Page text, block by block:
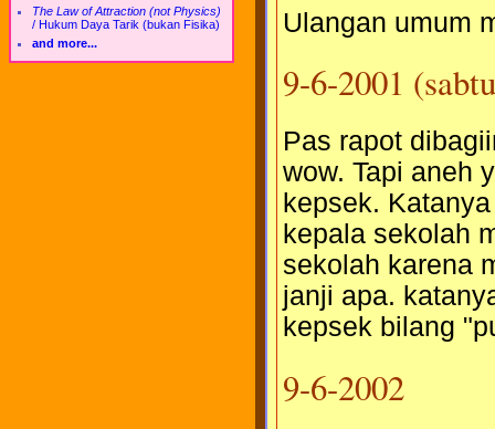
The Law of Attraction (not Physics)
/ Hukum Daya Tarik (bukan Fisika)
and more...
Ulangan umum
9-6-2001
Pas rapot
wow. Tapi aneh
kepsek.
kepala sekolah
sekolah karena
janji apa.
kepsek bilang
9-6-2002